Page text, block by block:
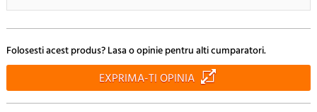
RENUNTA
TRIMITE
Folosesti acest produs? Lasa o opinie pentru alti cumparatori.
EXPRIMA-TI OPINIA